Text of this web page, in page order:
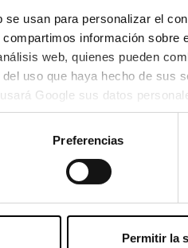
usan para personalizar el
información
web, quienes pueden
Google sus datos
Preferencias
Permitir la